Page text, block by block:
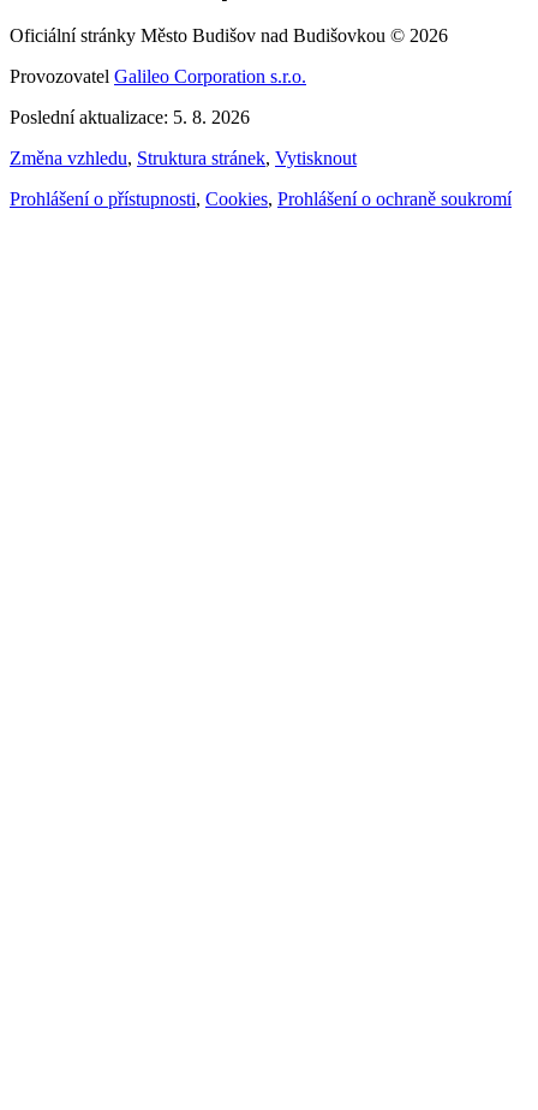
Oficiální stránky Město Budišov nad Budišovkou © 2026
Provozovatel Galileo Corporation s.r.o.
Poslední aktualizace: 5. 8. 2026
Změna vzhledu, Struktura stránek, Vytisknout
Prohlášení o přístupnosti, Cookies, Prohlášení o ochraně soukromí